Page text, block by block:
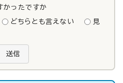
かったですか
どちらとも言えない
見
送信